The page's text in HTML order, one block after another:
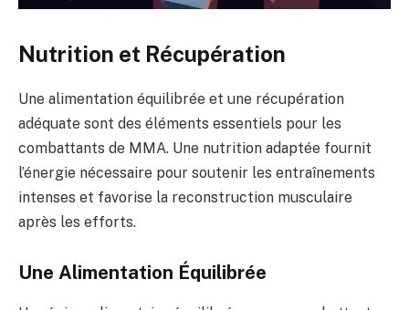
Nutrition et Récupération
Une alimentation équilibrée et une récupération
adéquate sont des éléments essentiels pour les
combattants de MMA. Une nutrition adaptée fournit
l’énergie nécessaire pour soutenir les entraînements
intenses et favorise la reconstruction musculaire
après les efforts.
Une Alimentation Équilibrée